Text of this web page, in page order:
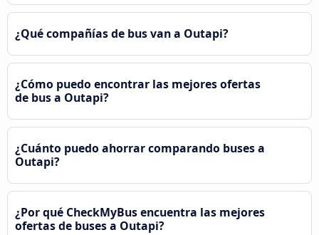
¿Qué compañías de bus van a Outapi?
¿Cómo puedo encontrar las mejores ofertas
de bus a Outapi?
¿Cuánto puedo ahorrar comparando buses a
Outapi?
¿Por qué CheckMyBus encuentra las mejores
ofertas de buses a Outapi?